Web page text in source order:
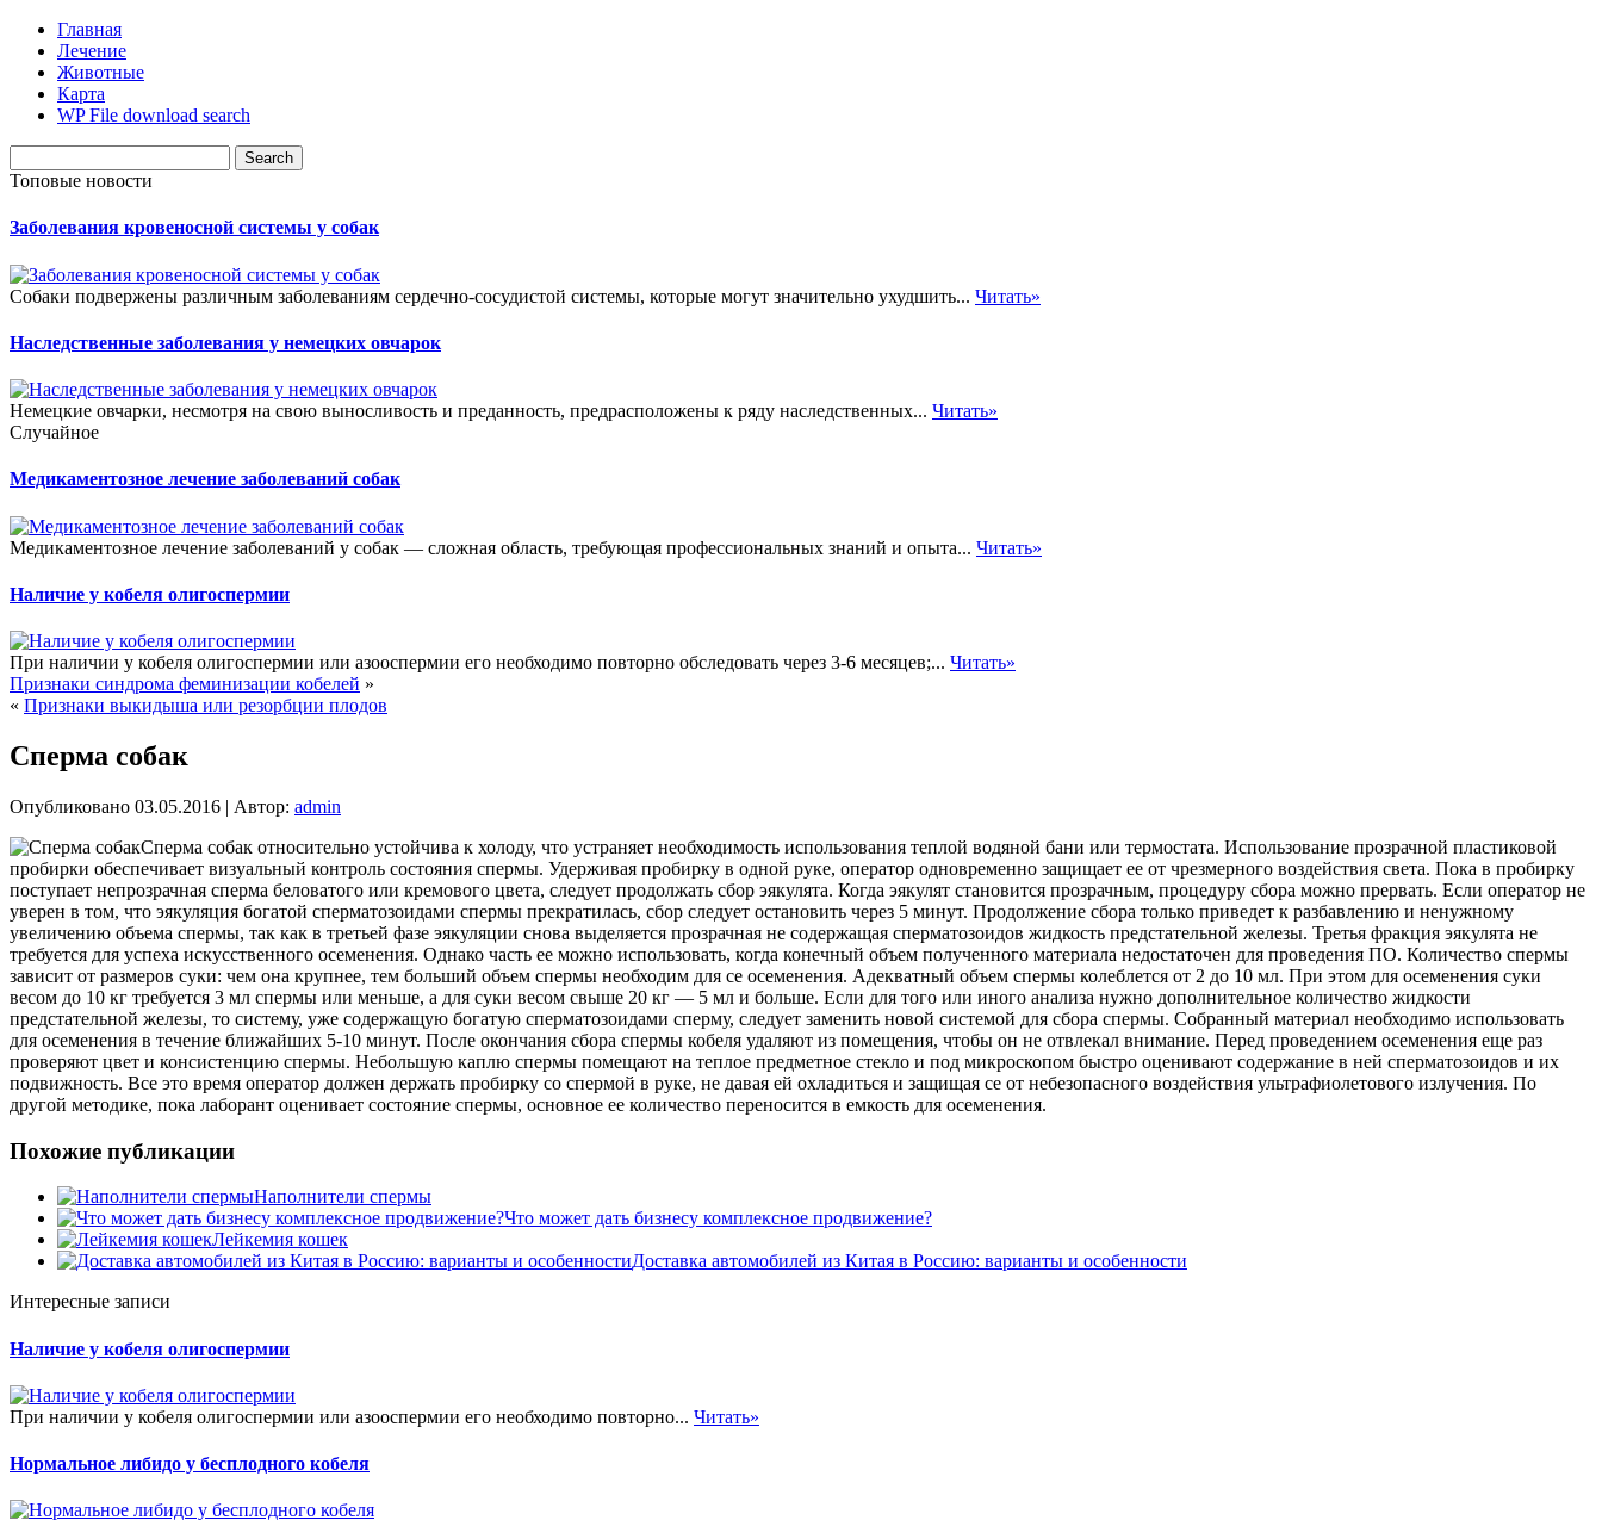
Главная
Лечение
Животные
Карта
WP File download search
Топовые новости
Заболевания кровеносной системы у собак
Собаки подвержены различным заболеваниям сердечно-сосудистой системы, которые могут значительно ухудшить... Читать»
Наследственные заболевания у немецких овчарок
Немецкие овчарки, несмотря на свою выносливость и преданность, предрасположены к ряду наследственных... Читать»
Случайное
Медикаментозное лечение заболеваний собак
Медикаментозное лечение заболеваний у собак — сложная область, требующая профессиональных знаний и опыта... Читать»
Наличие у кобеля олигоспермии
При наличии у кобеля олигоспермии или азооспермии его необходимо повторно обследовать через 3-6 месяцев;... Читать»
Признаки синдрома феминизации кобелей »
« Признаки выкидыша или резорбции плодов
Сперма собак
Опубликовано 03.05.2016 | Автор: admin
Сперма собак относительно устойчива к холоду, что устраняет необходимость использования теплой водяной бани или термостата. Использование прозрачной пластиковой
пробирки обеспечивает визуальный контроль состояния спермы. Удерживая пробирку в одной руке, оператор одновременно защищает ее от чрезмерного воздействия света. Пока в пробирку
поступает непрозрачная сперма беловатого или кремового цвета, следует продолжать сбор эякулята. Когда эякулят становится прозрачным, процедуру сбора можно прервать. Если оператор не
уверен в том, что эякуляция богатой сперматозоидами спермы прекратилась, сбор следует остановить через 5 минут. Продолжение сбора только приведет к разбавлению и ненужному
увеличению объема спермы, так как в третьей фазе эякуляции снова выделяется прозрачная не содержащая сперматозоидов жидкость предстательной железы. Третья фракция эякулята не
требуется для успеха искусственного осеменения. Однако часть ее можно использовать, когда конечный объем полученного материала недостаточен для проведения ПО. Количество спермы
зависит от размеров суки: чем она крупнее, тем больший объем спермы необходим для се осеменения. Адекватный объем спермы колеблется от 2 до 10 мл. При этом для осеменения суки
весом до 10 кг требуется 3 мл спермы или меньше, а для суки весом свыше 20 кг — 5 мл и больше. Если для того или иного анализа нужно дополнительное количество жидкости
предстательной железы, то систему, уже содержащую богатую сперматозоидами сперму, следует заменить новой системой для сбора спермы. Собранный материал необходимо использовать
для осеменения в течение ближайших 5-10 минут. После окончания сбора спермы кобеля удаляют из помещения, чтобы он не отвлекал внимание. Перед проведением осеменения еще раз
проверяют цвет и консистенцию спермы. Небольшую каплю спермы помещают на теплое предметное стекло и под микроскопом быстро оценивают содержание в ней сперматозоидов и их
подвижность. Все это время оператор должен держать пробирку со спермой в руке, не давая ей охладиться и защищая се от небезопасного воздействия ультрафиолетового излучения. По
другой методике, пока лаборант оценивает состояние спермы, основное ее количество переносится в емкость для осеменения.
Похожие публикации
Наполнители спермы
Что может дать бизнесу комплексное продвижение?
Лейкемия кошек
Доставка автомобилей из Китая в Россию: варианты и особенности
Интересные записи
Наличие у кобеля олигоспермии
При наличии у кобеля олигоспермии или азооспермии его необходимо повторно... Читать»
Нормальное либидо у бесплодного кобеля